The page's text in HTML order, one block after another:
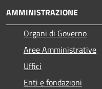
AMMINISTRAZIONE
Organi di Governo
Aree Amministrative
Uffici
Enti e fondazioni